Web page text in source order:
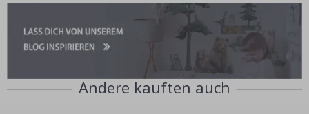
Andere kauften auch